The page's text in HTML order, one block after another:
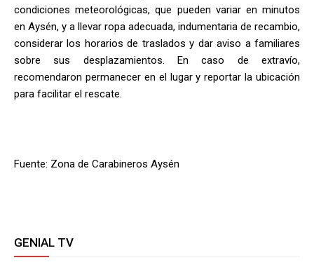
condiciones meteorológicas, que pueden variar en minutos
en Aysén, y a llevar ropa adecuada, indumentaria de recambio,
considerar los horarios de traslados y dar aviso a familiares
sobre sus desplazamientos. En caso de extravío,
recomendaron permanecer en el lugar y reportar la ubicación
para facilitar el rescate.
Fuente: Zona de Carabineros Aysén
GENIAL TV